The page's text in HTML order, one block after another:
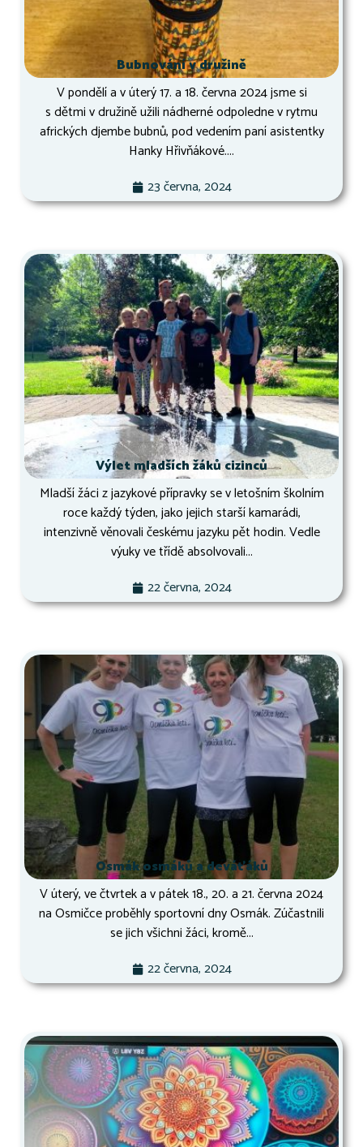
Bubnování v družině
V pondělí a v úterý 17. a 18. června 2024 jsme si
s dětmi v družině užili nádherné odpoledne v rytmu
afrických djembe bubnů, pod vedením paní asistentky
Hanky Hřivňákové....
23 června, 2024
Výlet mladších žáků cizinců
Mladší žáci z jazykové přípravky se v letošním školním
roce každý týden, jako jejich starší kamarádi,
intenzivně věnovali českému jazyku pět hodin. Vedle
výuky ve třídě absolvovali...
22 června, 2024
Osmák osmáků a deváťáků
V úterý, ve čtvrtek a v pátek 18., 20. a 21. června 2024
na Osmičce proběhly sportovní dny Osmák. Zúčastnili
se jich všichni žáci, kromě...
22 června, 2024